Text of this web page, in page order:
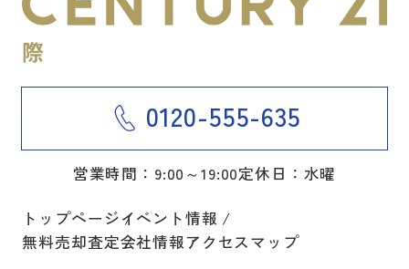
0120-555-635
営業時間：9:00～19:00定休日：水曜
トップページイベント情報
無料売却査定会社情報アクセスマップ